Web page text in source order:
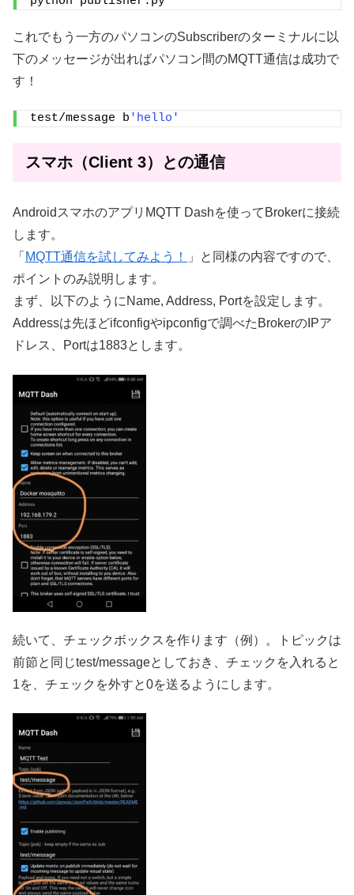
これでもう一方のパソコンのSubscriberのターミナルに以
下のメッセージが出ればパソコン間のMQTT通信は成功で
す！
test/message b 'hello'
スマホ（Client 3）との通信
AndroidスマホのアプリMQTT Dashを使ってBrokerに接続
します。
「 MQTT通信を試してみよう！
」と同様の内容ですので、
ポイントのみ説明します。
まず、以下のようにName, Address, Portを設定します。
Addressは先ほどifconfigやipconfigで調べたBrokerのIPア
ドレス、Portは1883とします。
続いて、チェックボックスを作ります（例）。トピックは
前節と同じtest/messageとしておき、チェックを入れると
1を、チェックを外すと0を送るようにします。